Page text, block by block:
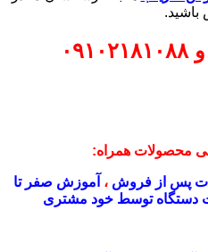
باشید.
و ۰۹۱۰۲۱۸۱۰۸۸
محصولات همراه:
پس از فروش ، آموزش صفر تا
دستگاه توسط خود مشتری